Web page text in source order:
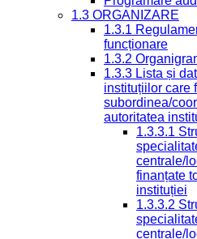
1.3 ORGANIZARE
1.3.1
funcționare
1.3.2
1.3.3 Lista și
instituțiilor care
subordinea/
autoritatea
1.3.3.1
centrale/
finanțate
instituției
1.3.3.2
centrale/